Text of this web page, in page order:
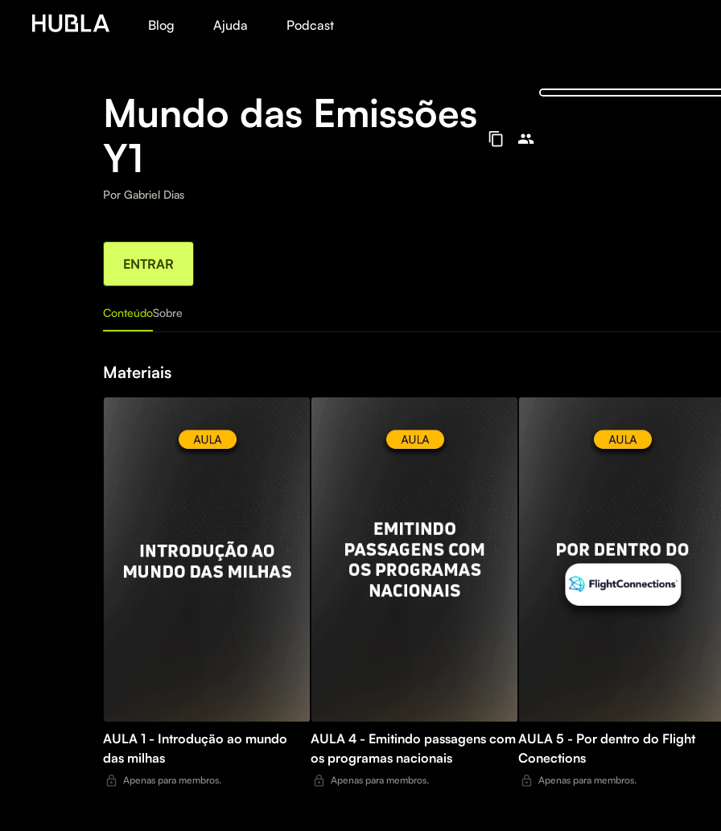
Blog Ajuda Podcast
Mundo das Emissões
Y1
Por Gabriel Dias
ENTRAR
ConteúdoSobre
Materiais
AULA 1 - Introdução ao mundo
das milhas
Apenas para membros.
AULA 4 - Emitindo passagens com
os programas nacionais
Apenas para membros.
AULA 5 - Por dentro do Flight
Conections
Apenas para membros.